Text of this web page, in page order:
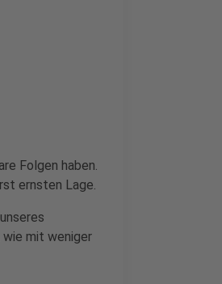
Folgen haben.
ernsten Lage.
mit weniger